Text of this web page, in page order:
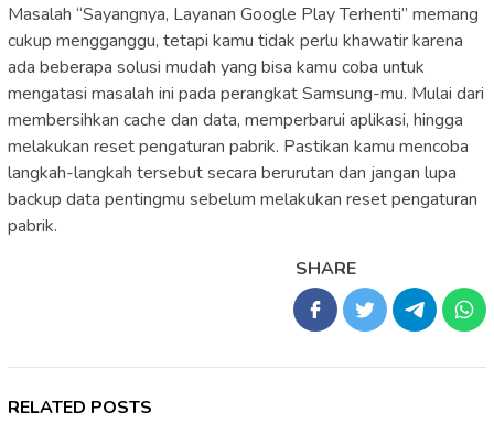
Masalah “Sayangnya, Layanan Google Play Terhenti” memang
cukup mengganggu, tetapi kamu tidak perlu khawatir karena
ada beberapa solusi mudah yang bisa kamu coba untuk
mengatasi masalah ini pada perangkat Samsung-mu. Mulai dari
membersihkan cache dan data, memperbarui aplikasi, hingga
melakukan reset pengaturan pabrik. Pastikan kamu mencoba
langkah-langkah tersebut secara berurutan dan jangan lupa
backup data pentingmu sebelum melakukan reset pengaturan
pabrik.
SHARE
RELATED POSTS